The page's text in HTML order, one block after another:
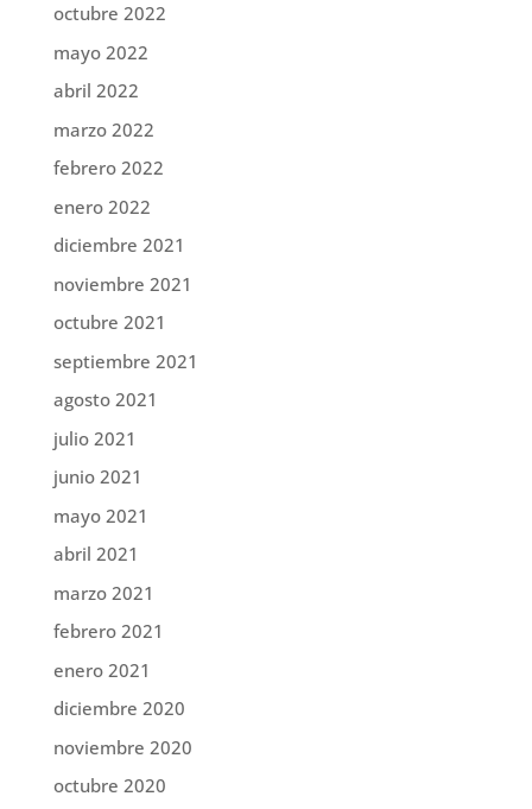
octubre 2022
mayo 2022
abril 2022
marzo 2022
febrero 2022
enero 2022
diciembre 2021
noviembre 2021
octubre 2021
septiembre 2021
agosto 2021
julio 2021
junio 2021
mayo 2021
abril 2021
marzo 2021
febrero 2021
enero 2021
diciembre 2020
noviembre 2020
octubre 2020